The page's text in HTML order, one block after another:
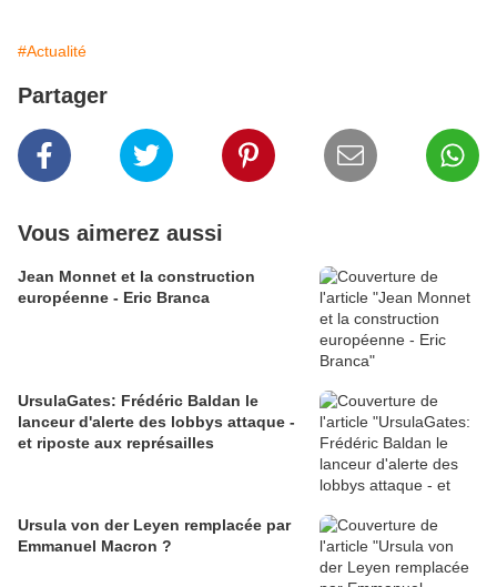
#Actualité
Partager
Vous aimerez aussi
Jean Monnet et la construction
européenne - Eric Branca
UrsulaGates: Frédéric Baldan le
lanceur d'alerte des lobbys attaque -
et riposte aux représailles
Ursula von der Leyen remplacée par
Emmanuel Macron ?